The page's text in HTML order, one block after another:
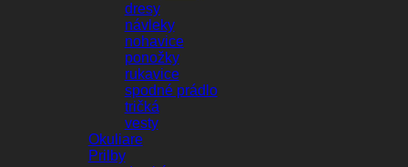
dresy
návleky
nohavice
ponožky
rukavice
spodné prádlo
tričká
vesty
Okuliare
Prilby